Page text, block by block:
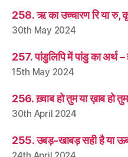
258. ऋ का उच्चारण रि या रु,
30th May 2024
257. पांडुलिपि में पांडु का अर्थ –
15th May 2024
256. ख़्वाब हो तुम या ख़ाब हो
30th April 2024
255. उबड़-खाबड़ सही है या